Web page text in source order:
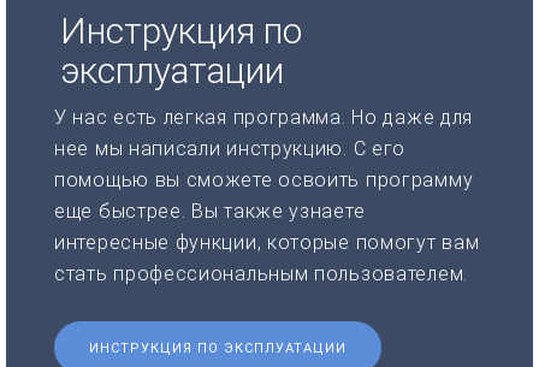
Инструкция по
эксплуатации
У нас есть легкая программа. Но даже для
нее мы написали инструкцию. С его
помощью вы сможете освоить программу
еще быстрее. Вы также узнаете
интересные функции, которые помогут вам
стать профессиональным пользователем.
ИНСТРУКЦИЯ ПО ЭКСПЛУАТАЦИИ